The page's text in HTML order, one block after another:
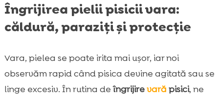
Îngrijirea pielii pisicii vara:
căldură, paraziți și protecție
Vara, pielea se poate irita mai ușor, iar noi
observăm rapid când pisica devine agitată sau se
linge excesiv. În rutina deîngrijirevară pisici, ne